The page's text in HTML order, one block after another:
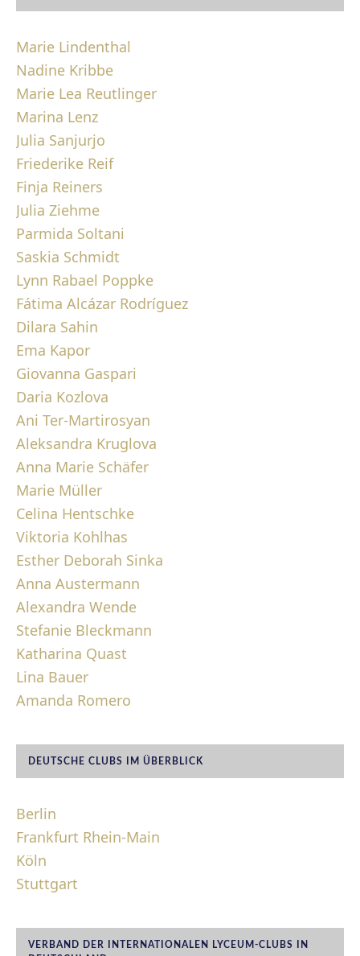
Marie Lindenthal
Nadine Kribbe
Marie Lea Reutlinger
Marina Lenz
Julia Sanjurjo
Friederike Reif
Finja Reiners
Julia Ziehme
Parmida Soltani
Saskia Schmidt
Lynn Rabael Poppke
Fátima Alcázar Rodríguez
Dilara Sahin
Ema Kapor
Giovanna Gaspari
Daria Kozlova
Ani Ter-Martirosyan
Aleksandra Kruglova
Anna Marie Schäfer
Marie Müller
Celina Hentschke
Viktoria Kohlhas
Esther Deborah Sinka
Anna Austermann
Alexandra Wende
Stefanie Bleckmann
Katharina Quast
Lina Bauer
Amanda Romero
DEUTSCHE CLUBS IM ÜBERBLICK
Berlin
Frankfurt Rhein-Main
Köln
Stuttgart
VERBAND DER INTERNATIONALEN LYCEUM-CLUBS IN